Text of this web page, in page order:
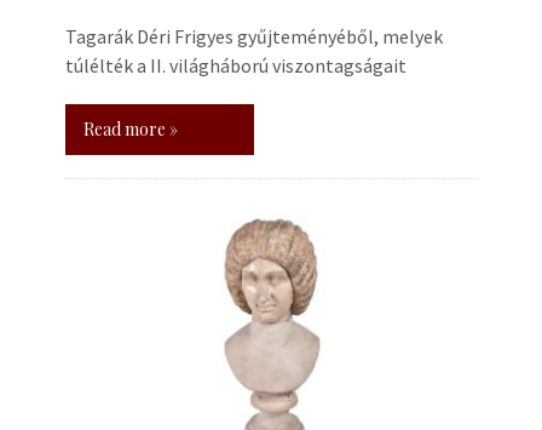
Tagarák Déri Frigyes gyűjteményéből, melyek
túlélték a II. világháború viszontagságait
Read more »